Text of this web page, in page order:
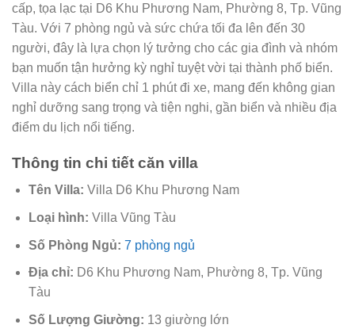
cấp, tọa lạc tại D6 Khu Phương Nam, Phường 8, Tp. Vũng
Tàu. Với 7 phòng ngủ và sức chứa tối đa lên đến 30
người, đây là lựa chọn lý tưởng cho các gia đình và nhóm
bạn muốn tận hưởng kỳ nghỉ tuyệt vời tại thành phố biển.
Villa này cách biển chỉ 1 phút đi xe, mang đến không gian
nghỉ dưỡng sang trọng và tiện nghi, gần biển và nhiều địa
điểm du lịch nổi tiếng.
Thông tin chi tiết căn villa
Tên Villa: Villa D6 Khu Phương Nam
Loại hình: Villa Vũng Tàu
Số Phòng Ngủ: 7 phòng ngủ
Địa chỉ: D6 Khu Phương Nam, Phường 8, Tp. Vũng
Tàu
Số Lượng Giường: 13 giường lớn